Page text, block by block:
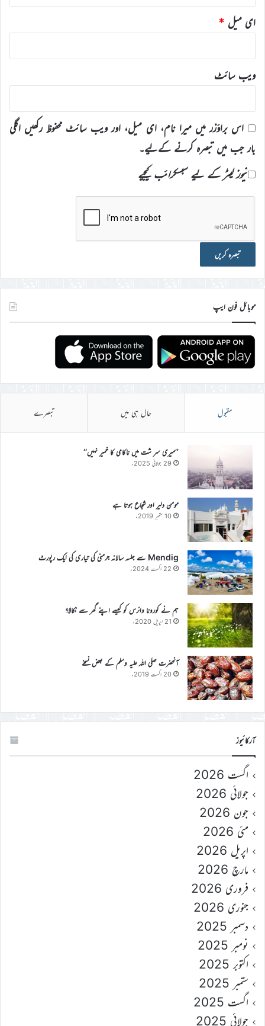
ای میل *
ویب‌ سائٹ
اس براؤزر میں میرا نام، ای میل، اور ویب سائٹ محفوظ رکھیں اگلی
بار جب میں تبصرہ کرنے کےلیے۔
نیوز لیٹر کے لیے سبسکرائب کیجیے
موبائل فون ایپ
مقبول حال ہی میں تبصرے
’’میری سر شت میں ناکامی کا خمیر نہیں‘‘
29 جولائی 2025ء
مومن دلیر اور شجاع ہوتا ہے
10 ستمبر 2019ء
Mendig سے جلسہ سالانہ جرمنی کی تیاری کی ایک رپورٹ
22 اگست 2024ء
ہم نے کورونا وائرس کو کیسے اپنے گھر سے نکالا؟
21 اپریل 2020ء
آنحضرت صلی اللہ علیہ وسلم کے بعض نسخے
20 اگست 2019ء
آرکائیوز
اگست 2026
جولائی 2026
جون 2026
مئی 2026
اپریل 2026
مارچ 2026
فروری 2026
جنوری 2026
دسمبر 2025
نومبر 2025
اکتوبر 2025
ستمبر 2025
اگست 2025
جولائی 2025